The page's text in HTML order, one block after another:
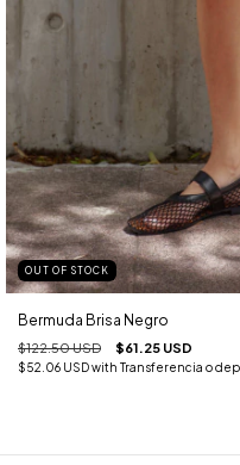
OUT OF STOCK
Bermuda Brisa Negro
$122.50 USD $61.25 USD
$52.06 USDwith Transferencia o